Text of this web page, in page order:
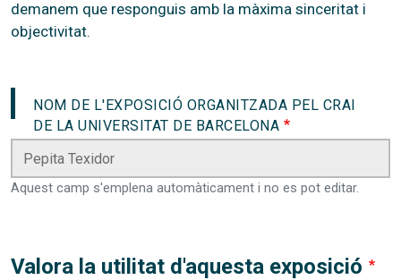
demanem que responguis amb la màxima sinceritat i
objectivitat.
NOM DE L'EXPOSICIÓ ORGANITZADA PEL CRAI
DE LA UNIVERSITAT DE BARCELONA
Aquest camp s'emplena automàticament i no es pot editar.
Valora la utilitat d'aquesta exposició